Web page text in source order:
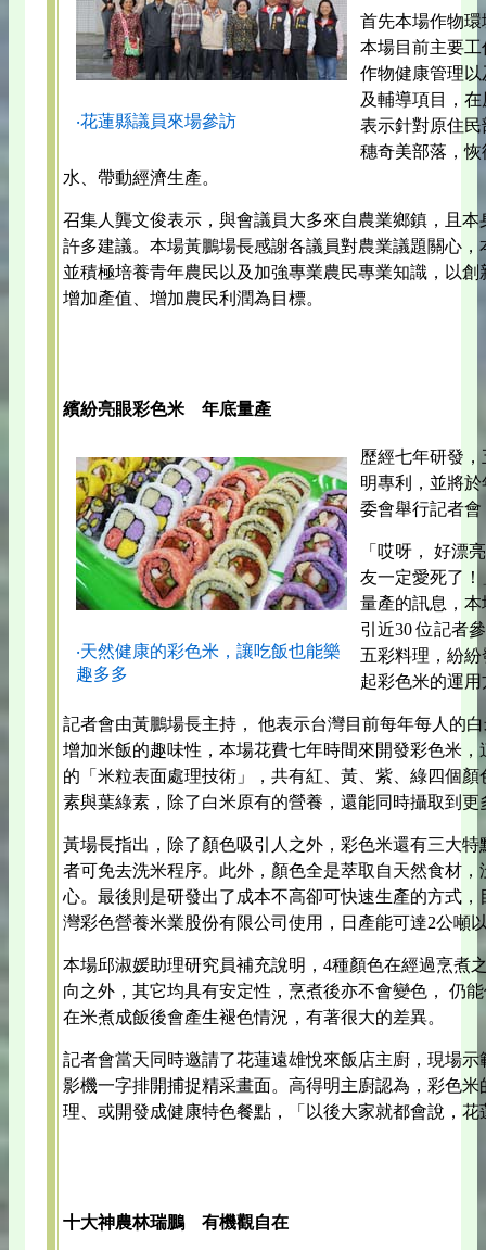
‧花蓮縣議員來場參訪
首先本場作物
本場目前主要
作物健康管理
及輔導項目，
表示針對原住
穗奇美部落，
水、帶動經濟生產。
召集人龔文俊表示，與會議員大多來自農業鄉鎮，且
許多建議。本場黃鵬場長感謝各議員對農業議題關心
並積極培養青年農民以及加強專業農民專業知識，以
增加產值、增加農民利潤為目標。
繽紛亮眼彩色米 年底量產
‧天然健康的彩色米，讓吃飯也能樂
趣多多
歷經七年研發
明專利，並將
委會舉行記者
「哎呀， 好漂
友一定愛死了
量產的訊息，
引近30 位記者
五彩料理，紛
起彩色米的運用
記者會由黃鵬場長主持， 他表示台灣目前每年每人的
增加米飯的趣味性，本場花費七年時間來開發彩色米
的「米粒表面處理技術」，共有紅、黃、紫、綠四個
素與葉綠素，除了白米原有的營養，還能同時攝取到更
黃場長指出，除了顏色吸引人之外，彩色米還有三大
者可免去洗米程序。此外，顏色全是萃取自天然食材
心。最後則是研發出了成本不高卻可快速生產的方式
灣彩色營養米業股份有限公司使用，日產能可達2公噸
本場邱淑媛助理研究員補充說明，4種顏色在經過烹煮
向之外，其它均具有安定性，烹煮後亦不會變色， 仍
在米煮成飯後會產生褪色情況，有著很大的差異。
記者會當天同時邀請了花蓮遠雄悅來飯店主廚，現場
影機一字排開捕捉精采畫面。高得明主廚認為，彩色
理、或開發成健康特色餐點，「以後大家就都會說，
十大神農林瑞鵬 有機觀自在